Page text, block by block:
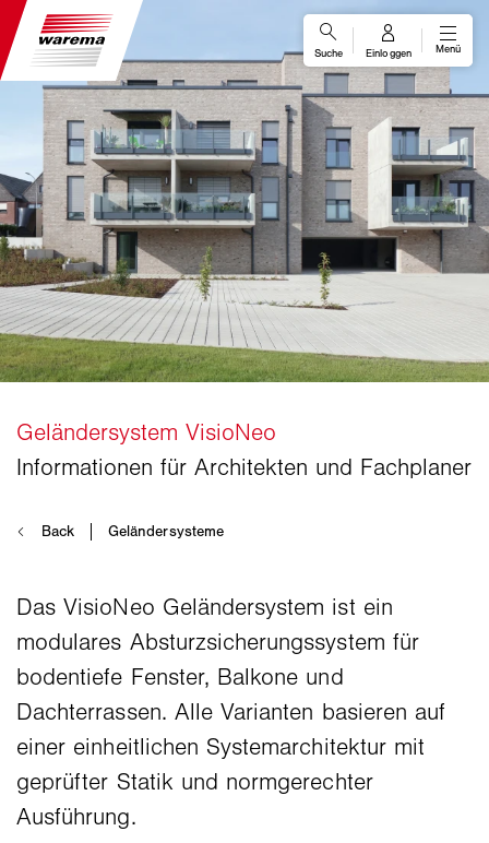
Das VisioNeo Geländersystem ist ein
modulares Absturzsicherungssystem für
bodentiefe Fenster, Balkone und
Dachterrassen. Alle Varianten basieren auf
einer einheitlichen Systemarchitektur mit
geprüfter Statik und normgerechter
Ausführung.